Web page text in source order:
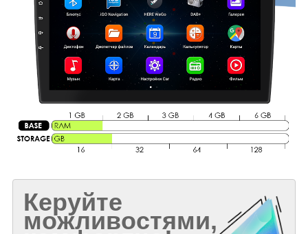
Керуйте
можливостями,